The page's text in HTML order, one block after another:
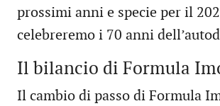
prossimi anni e specie per il
celebreremo i 70 anni
Il bilancio di Formula
Il cambio di passo di Formula